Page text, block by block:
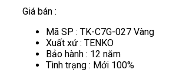
Giá bán :
Mã SP : TK-C7G-027 Vàng
Xuất xứ : TENKO
Bảo hành : 12 năm
Tình trạng : Mới 100%